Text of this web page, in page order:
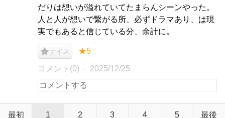
だりは想いが溢れていてたまらんシーンやった。
人と人が想いで繋がる所、必ずドラマあり、は現
実でもあると信じている分、余計に。
ナイス ★5
コメント(0) 2025/12/25
最初 1 2 3 4 5 最後